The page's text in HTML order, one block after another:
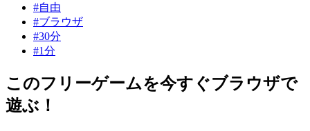
#自由
#ブラウザ
#30分
#1分
このフリーゲームを今すぐブラウザで
遊ぶ！